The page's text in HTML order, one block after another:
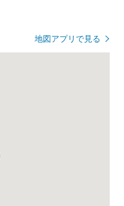
地図アプリで見る